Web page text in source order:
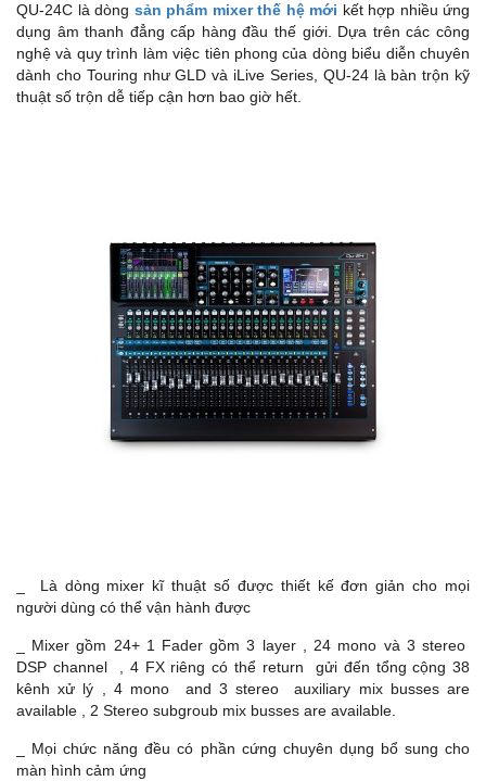
QU-24C là dòng sản phẩm mixer thế hệ mới kết hợp nhiều ứng
dụng âm thanh đẳng cấp hàng đầu thế giới. Dựa trên các công
nghệ và quy trình làm việc tiên phong của dòng biểu diễn chuyên
dành cho Touring như GLD và iLive Series, QU-24 là bàn trộn kỹ
thuật số trộn dễ tiếp cận hơn bao giờ hết.
_ Là dòng mixer kĩ thuật số được thiết kế đơn giản cho mọi
người dùng có thể vận hành được
_ Mixer gồm 24+ 1 Fader gồm 3 layer , 24 mono và 3 stereo
DSP channel , 4 FX riêng có thể return gửi đến tổng cộng 38
kênh xử lý , 4 mono and 3 stereo auxiliary mix busses are
available , 2 Stereo subgroub mix busses are available.
_ Mọi chức năng đều có phần cứng chuyên dụng bổ sung cho
màn hình cảm ứng